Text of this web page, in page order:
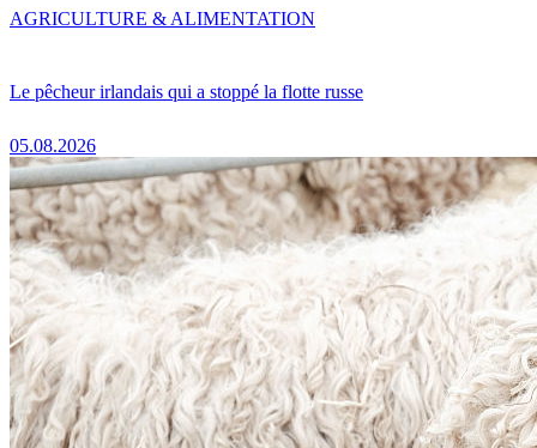
Le pêcheur irlandais qui a stoppé la flotte russe
05.08.2026
AGRICULTURE & ALIMENTATION